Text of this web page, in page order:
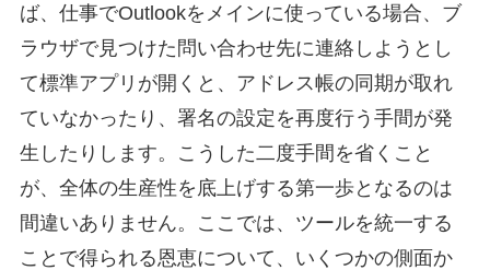
ば、仕事でOutlookをメインに使っている場合、ブ
ラウザで見つけた問い合わせ先に連絡しようとし
て標準アプリが開くと、アドレス帳の同期が取れ
ていなかったり、署名の設定を再度行う手間が発
生したりします。こうした二度手間を省くこと
が、全体の生産性を底上げする第一歩となるのは
間違いありません。ここでは、ツールを統一する
ことで得られる恩恵について、いくつかの側面か